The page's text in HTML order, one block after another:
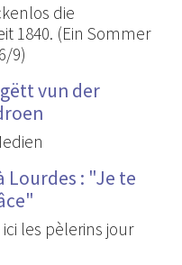
die
1840. (Ein Sommer
9)
gëtt vun der
Lourdes : "Je te
ici les pèlerins jour